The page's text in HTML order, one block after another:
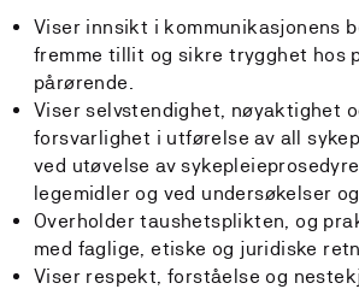
Viser innsikt i kommunikasjonens
fremme tillit og sikre trygghet hos
pårørende.
Viser selvstendighet, nøyaktighet
forsvarlighet i utførelse av all
ved utøvelse av
legemidler og ved undersøkelser
Overholder taushetsplikten, og
med faglige, etiske og juridiske
Viser respekt, forståelse og